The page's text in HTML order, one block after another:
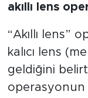
akıllı lens
“Akıllı lens”
kalıcı lens
geldiğini
operasyonun